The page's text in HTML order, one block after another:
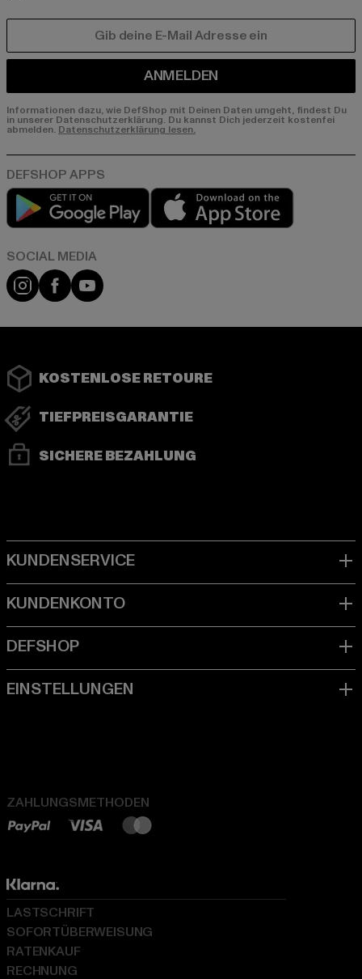
ANMELDEN
Informationen dazu, wie DefShop mit Deinen Daten umgeht, findest Du
in unserer Datenschutzerklärung. Du kannst Dich jederzeit kostenfei
abmelden. Datenschutzerklärung lesen.
Play market
Instagram
FacebookYouTube
KOSTENLOSE RETOURE
TIEFPREISGARANTIE
SICHERE BEZAHLUNG
ZAHLUNGSMETHODEN
LASTSCHRIFT
SOFORTÜBERWEISUNG
RATENKAUF
RECHNUNG